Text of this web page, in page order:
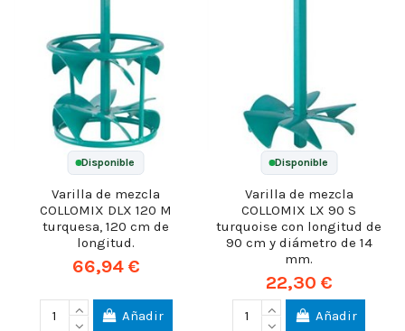
Disponible
Varilla de mezcla
COLLOMIX DLX 120 M
turquesa, 120 cm de
longitud.
66,94 €
Añadir
Disponible
Varilla de mezcla
COLLOMIX LX 90 S
turquoise con longitud de
90 cm y diámetro de 14
mm.
22,30 €
Añadir